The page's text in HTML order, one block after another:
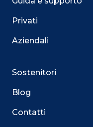
Privati
Aziendali
Sostenitori
Blog
Contatti